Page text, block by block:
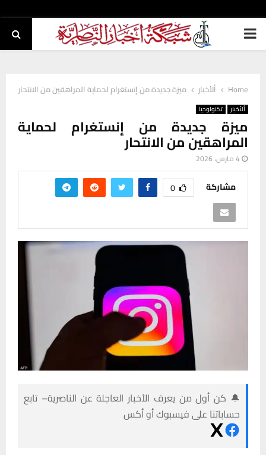
PRIMARY
Home ألأخبار ميزة جديدة من إنستغرام لحماية المراهقين من الانتحار
ألأخبار تكنولوجيا
ميزة جديدة من إنستغرام لحماية
المراهقين من الانتحار
4 مارس، 2026
مشاركة 0
🔔 كن أول من يعرف الأخبار العاجلة عن الناصرية– تابع
حساباتنا على فيسبوك أو أكس